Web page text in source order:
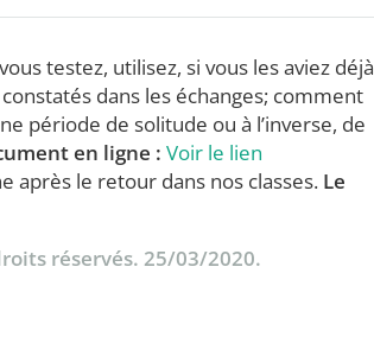
testez, utilisez, si vous les aviez déjà
dans les échanges; comment
période de solitude ou à l’inverse, de
en ligne : Voir le lien
après le retour dans nos classes. Le
réservés. 25/03/2020.